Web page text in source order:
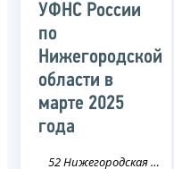
УФНС России
по
Нижегородской
области в
марте 2025
года
52 Нижегородская область